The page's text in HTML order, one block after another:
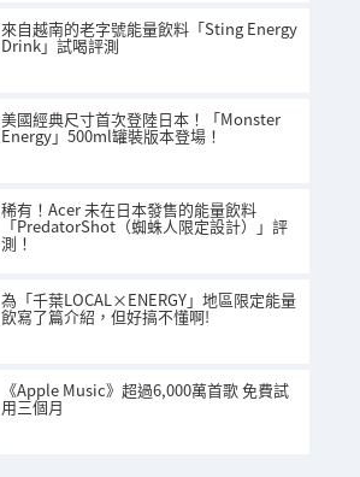
來自越南的老字號能量飲料「Sting Energy
Drink」試喝評測
美國經典尺寸首次登陸日本！「Monster
Energy」500ml罐裝版本登場！
稀有！Acer 未在日本發售的能量飲料
「PredatorShot（蜘蛛人限定設計）」評
測！
為「千葉LOCAL×ENERGY」地區限定能量
飲寫了篇介紹，但好搞不懂啊!
《Apple Music》超過6,000萬首歌 免費試
用三個月